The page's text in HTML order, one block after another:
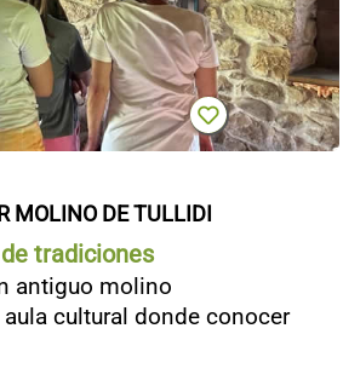
MOLINO DE TULLIDI
tradiciones
antiguo molino
cultural donde conocer